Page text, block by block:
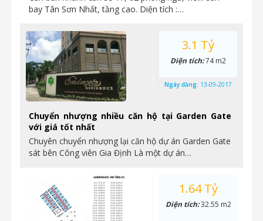
bay Tân Sơn Nhất, tầng cao. Diện tích :…
Chuyển nhượng nhiều căn hộ tại Garden Gate
với giá tốt nhất
Chuyên chuyển nhượng lại căn hộ dự án Garden Gate
sát bên Công viên Gia Định Là một dự án…
3.1 Tỷ
Diện tích:74 m2
Ngày đăng: 13-09-2017
1.64 Tỷ
Diện tích:32.55 m2